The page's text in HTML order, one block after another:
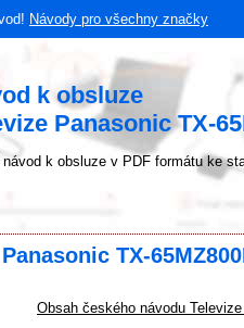
Návody pro všechny značky
k obsluze
Panasonic TX-
k obsluze v PDF formátu ke
TX-
Obsah českého návodu